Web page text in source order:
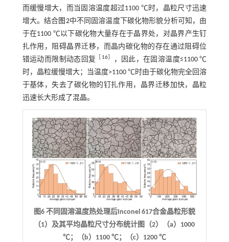
而缓慢增大，而当固溶温度超过1100 ℃时，晶粒尺寸迅速
增大。结合图2中不同固溶温度下碳化物形貌分析可知，由
于在1100 ℃以下碳化物大量存在于晶界处，对晶界产生钉
扎作用，阻碍晶界迁移，而晶内碳化物的存在通过阻碍位
错运动而限制动态回复
16］
，因此，在固溶温度≤1100 ℃
时，晶粒缓慢增大；当温度>1100 ℃时由于碳化物完全回溶
于基体，失去了碳化物的钉扎作用，晶界迁移加快，晶粒
迅速长大形成了混晶。
图6 不同固溶温度热处理后Inconel 617合金晶粒形貌
（1）及其平均晶粒尺寸分布统计图（2）（a）1000
℃；（b）1100 ℃；（c）1200 ℃